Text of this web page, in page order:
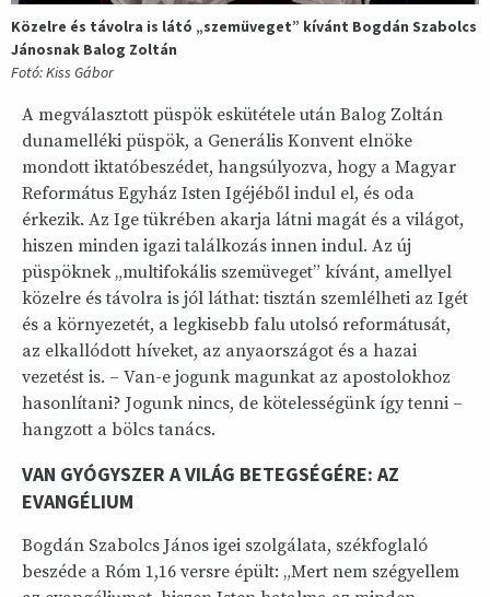
Közelre és távolra is látó „szemüveget” kívánt Bogdán Szabolcs
Jánosnak Balog Zoltán
Fotó: Kiss Gábor
A megválasztott püspök eskütétele után Balog Zoltán
dunamelléki püspök, a Generális Konvent elnöke
mondott iktatóbeszédet, hangsúlyozva, hogy a Magyar
Református Egyház Isten Igéjéből indul el, és oda
érkezik. Az Ige tükrében akarja látni magát és a világot,
hiszen minden igazi találkozás innen indul. Az új
püspöknek „multifokális szemüveget” kívánt, amellyel
közelre és távolra is jól láthat: tisztán szemlélheti az Igét
és a környezetét, a legkisebb falu utolsó reformátusát,
az elkallódott híveket, az anyaországot és a hazai
vezetést is. – Van-e jogunk magunkat az apostolokhoz
hasonlítani? Jogunk nincs, de kötelességünk így tenni –
hangzott a bölcs tanács.
VAN GYÓGYSZER A VILÁG BETEGSÉGÉRE: AZ
EVANGÉLIUM
Bogdán Szabolcs János igei szolgálata, székfoglaló
beszéde a Róm 1,16 versre épült: „Mert nem szégyellem